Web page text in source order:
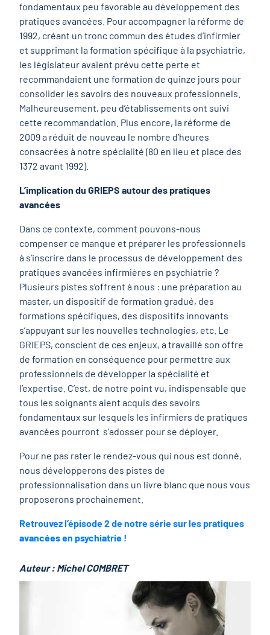
fondamentaux peu favorable au développement des
pratiques avancées. Pour accompagner la réforme de
1992, créant un tronc commun des études d’infirmier
et supprimant la formation spécifique à la psychiatrie,
les législateur avaient prévu cette perte et
recommandaient une formation de quinze jours pour
consolider les savoirs des nouveaux professionnels.
Malheureusement, peu d’établissements ont suivi
cette recommandation. Plus encore, la réforme de
2009 a réduit de nouveau le nombre d’heures
consacrées à notre spécialité (80 en lieu et place des
1372 avant 1992).
L’implication du GRIEPS autour des pratiques
avancées
Dans ce contexte, comment pouvons-nous
compenser ce manque et préparer les professionnels
à s’inscrire dans le processus de développement des
pratiques avancées infirmières en psychiatrie ?
Plusieurs pistes s’offrent à nous : une préparation au
master, un dispositif de formation gradué, des
formations spécifiques, des dispositifs innovants
s’appuyant sur les nouvelles technologies, etc. Le
GRIEPS, conscient de ces enjeux, a travaillé son offre
de formation en conséquence pour permettre aux
professionnels de développer la spécialité et
l’expertise. C’est, de notre point vu, indispensable que
tous les soignants aient acquis des savoirs
fondamentaux sur lesquels les infirmiers de pratiques
avancées pourront s’adosser pour se déployer.
Pour ne pas rater le rendez-vous qui nous est donné,
nous développerons des pistes de
professionnalisation dans un livre blanc que nous vous
proposerons prochainement.
Retrouvez l’épisode 2 de notre série sur les pratiques
avancées en psychiatrie !
Auteur : Michel COMBRET